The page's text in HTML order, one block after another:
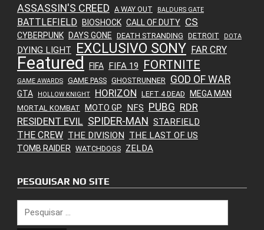
ASSASSIN'S CREED A WAY OUT BALDURS GATE
BATTLEFIELD BIOSHOCK CALL OF DUTY CS
CYBERPUNK DAYS GONE DEATH STRANDING DETROIT DOTA
DYING LIGHT EXCLUSIVO SONY FAR CRY
Featured FIFA FIFA 19 FORTNITE
GAME AWARDS GAME PASS GHOSTRUNNER GOD OF WAR
GTA HOLLOW KNIGHT HORIZON LEFT 4 DEAD MEGA MAN
MORTAL KOMBAT MOTO GP NFS PUBG RDR
RESIDENT EVIL SPIDER-MAN STARFIELD
THE CREW THE DIVISION THE LAST OF US
TOMB RAIDER WATCHDOGS ZELDA
PESQUISAR NO SITE
por: